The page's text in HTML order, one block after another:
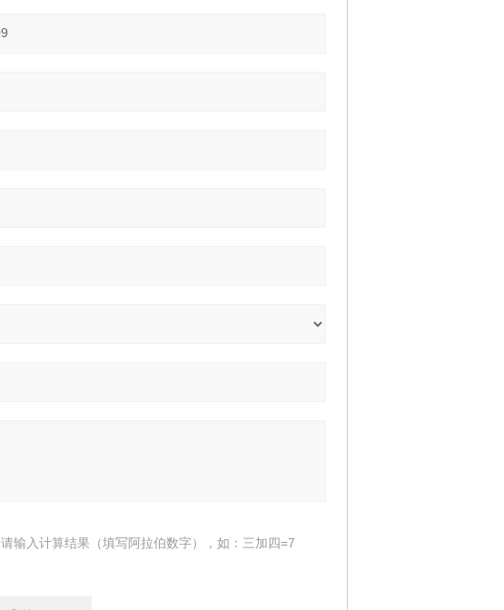
请输入计算结果（填写阿拉伯数字），如：三加四=7